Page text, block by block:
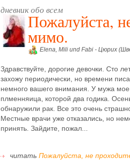
дневник обо всем
Пожалуйста,
мимо.
Elena, Mili und Fabi - Цюрих
Здравствуйте, дорогие девочки. Сто
захожу периодически, но времени
немного вашего внимания. У мужа
плменняица, которой два годика.
обнаружили рак. Все это очень
Местные врачи уже отказались, но
принять. Зайдите, пожал...
читать Пожалуйста, не